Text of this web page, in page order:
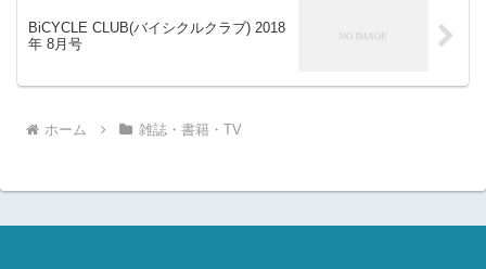
BiCYCLE CLUB(バイシクルクラブ) 2018
年 8月号
ホーム 雑誌・書籍・TV